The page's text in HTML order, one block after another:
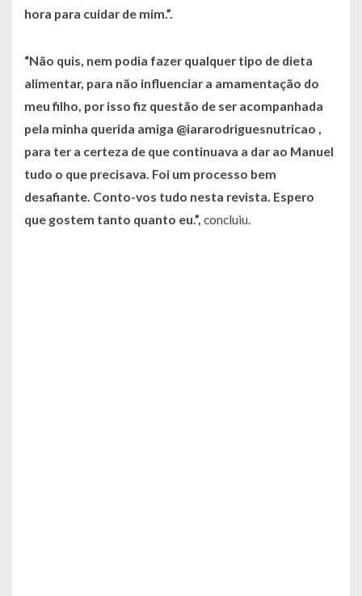
hora para cuidar de mim.”.
“Não quis, nem podia fazer qualquer tipo de dieta
alimentar, para não influenciar a amamentação do
meu filho, por isso fiz questão de ser acompanhada
pela minha querida amiga @iararodriguesnutricao ,
para ter a certeza de que continuava a dar ao Manuel
tudo o que precisava. Foi um processo bem
desafiante. Conto-vos tudo nesta revista. Espero
que gostem tanto quanto eu.”, concluiu.